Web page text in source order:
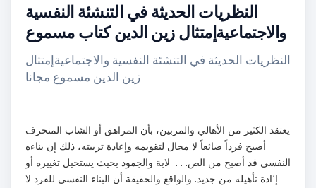
النظريات الحديثة في التنشئة النفسية
والاجتماعيةإمتثال زين الدين كتاب مسموع
النظريات الحديثة في التنشئة النفسية والاجتماعيةإمتثال
زين الدين مسموع مجانا
يعتقد الكثير من الأهالي والمربين، بأن المراهق أو الشاب المنحرف
أصبح فرداً ضائعاً لا مجال لتقويمه وإعادة تربيته، ذلك إن بناءه
النفسي قد أصبح من الص. . . لابة والجمود بحيث يستحيل تغييره أو
إ‘ادة تأهيله من جديد. والواقع والحقيقة أن البناء النفسي للفرد لا